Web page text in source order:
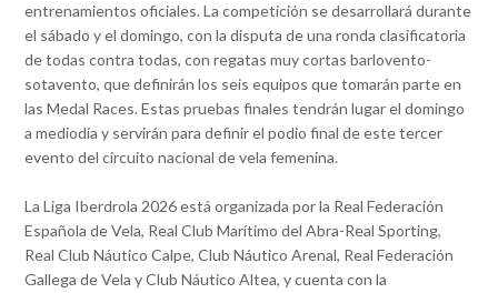
entrenamientos oficiales. La competición se desarrollará durante
el sábado y el domingo, con la disputa de una ronda clasificatoria
de todas contra todas, con regatas muy cortas barlovento-
sotavento, que definirán los seis equipos que tomarán parte en
las Medal Races. Estas pruebas finales tendrán lugar el domingo
a mediodía y servirán para definir el podio final de este tercer
evento del circuito nacional de vela femenina.
La Liga Iberdrola 2026 está organizada por la Real Federación
Española de Vela, Real Club Marítimo del Abra-Real Sporting,
Real Club Náutico Calpe, Club Náutico Arenal, Real Federación
Gallega de Vela y Club Náutico Altea, y cuenta con la